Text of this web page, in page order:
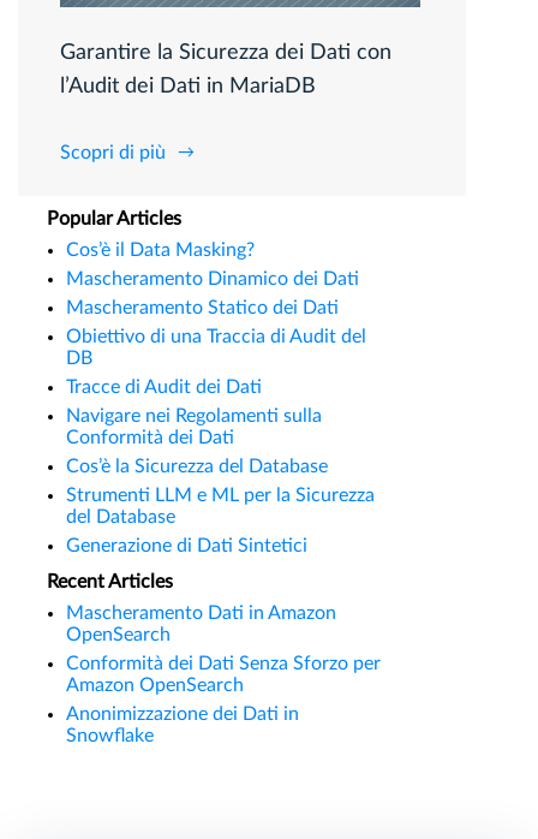
Garantire la Sicurezza dei Dati con
l’Audit dei Dati in MariaDB
Scopri di più
Popular Articles
Cos’è il Data Masking?
Mascheramento Dinamico dei Dati
Mascheramento Statico dei Dati
Obiettivo di una Traccia di Audit del
DB
Tracce di Audit dei Dati
Navigare nei Regolamenti sulla
Conformità dei Dati
Cos’è la Sicurezza del Database
Strumenti LLM e ML per la Sicurezza
del Database
Generazione di Dati Sintetici
Recent Articles
Mascheramento Dati in Amazon
OpenSearch
Conformità dei Dati Senza Sforzo per
Amazon OpenSearch
Anonimizzazione dei Dati in
Snowflake